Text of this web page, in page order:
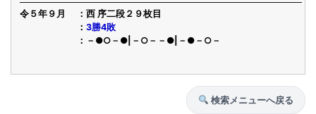
令５年９月
西 序二段２９枚目
3勝4敗
－●○－●|－○－－●|－●－○－
検索メニューへ戻る